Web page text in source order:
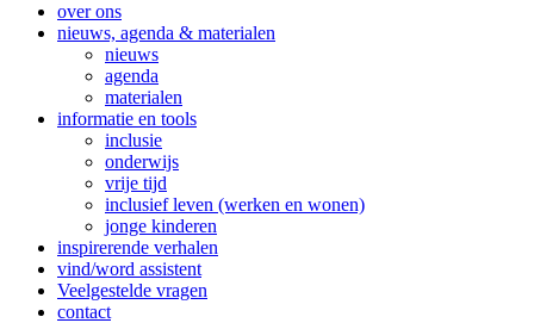
over ons
nieuws, agenda & materialen
nieuws
agenda
materialen
informatie en tools
inclusie
onderwijs
vrije tijd
inclusief leven (werken en wonen)
jonge kinderen
inspirerende verhalen
vind/word assistent
Veelgestelde vragen
contact